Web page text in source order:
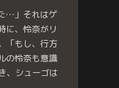
…」それはゲ
に、怜奈がリ
「もし、行方
の怜奈も意識
、シューゴは